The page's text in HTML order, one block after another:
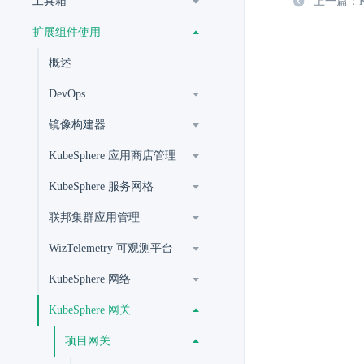
扩展组件使用
概述
DevOps
镜像构建器
KubeSphere 应用商店管理
KubeSphere 服务网格
联邦集群应用管理
WizTelemetry 可观测平台
KubeSphere 网络
KubeSphere 网关
项目网关